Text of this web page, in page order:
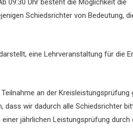
09:30 Uhr besteht die Möglichkeit die
Schiedsrichter von Bedeutung,
eine Lehrveranstaltung für die
an der Kreisleistungsprüfung
dass wir dadurch alle Schiedsrichter
jährlichen Leistungsprüfung durch